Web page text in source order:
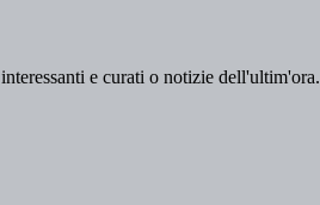
e curati o notizie dell'ultim'ora.